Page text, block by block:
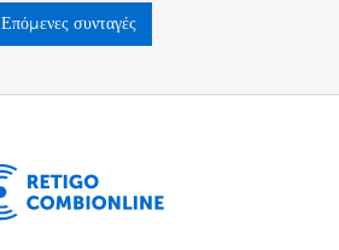
Επόμενες συνταγές